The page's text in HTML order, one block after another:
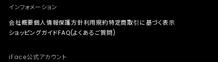
インフォメーション
会社概要個人情報保護方針利用規約特定商取引に基づく表示
ショッピングガイドFAQ(よくあるご質問)
iFace公式アカウント